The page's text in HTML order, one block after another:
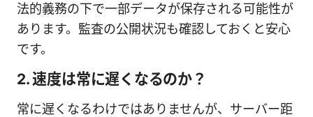
法的義務の下で一部データが保存される可能性が
あります。監査の公開状況も確認しておくと安心
です。
2. 速度は常に遅くなるのか？
常に遅くなるわけではありませんが、サーバー距